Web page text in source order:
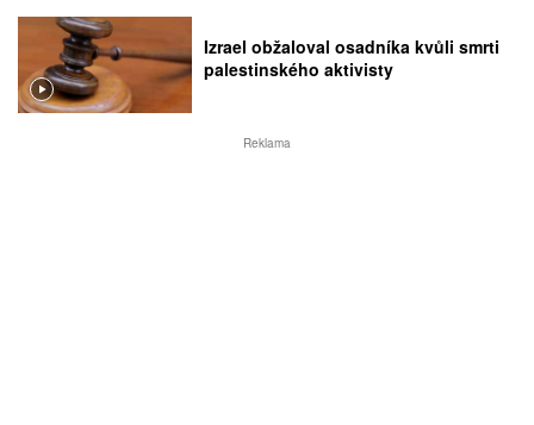
Izrael obžaloval osadníka kvůli smrti
palestinského aktivisty
Reklama